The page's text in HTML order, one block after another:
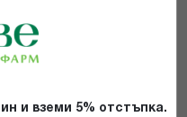
и вземи 5% отстъпка.